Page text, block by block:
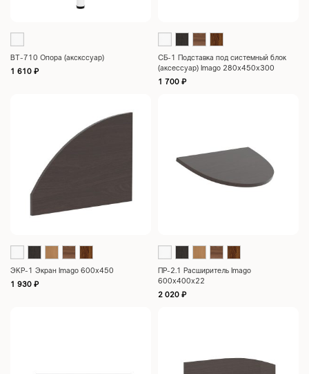
ВТ-710 Опора (акскссуар)
1 610 ₽
СБ-1 Подставка под системный блок
(аксессуар) Imago 280х450х300
1 700 ₽
ЭКР-1 Экран Imago 600х450
1 930 ₽
ПР-2.1 Расширитель Imago
600х400х22
2 020 ₽